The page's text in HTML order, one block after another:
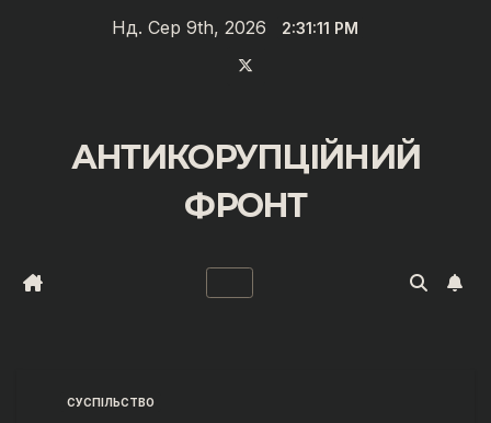
Нд. Сер 9th, 2026 2:31:11 PM
АНТИКОРУПЦІЙНИЙ
ФРОНТ
СУСПІЛЬСТВО